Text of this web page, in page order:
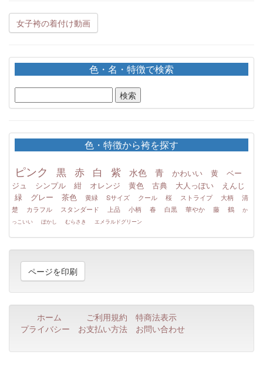
女子袴の着付け動画
色・名・特徴で検索
色・特徴から袴を探す
ピンク 黒 赤 白 紫 水色 青 かわいい 黄
ベー
ジュ
シンプル 紺 オレンジ 黄色 古典 大人っぽい
えんじ
緑
グレー 茶色 黄緑 Sサイズ クール 桜 ストライプ 大柄
清
楚
カラフル スタンダード 上品 小柄 春 白黒 華やか 藤 鶴
か
っこいい
ぼかし むらさき エメラルドグリーン
ページを印刷
ホーム ご利用規約
特商法表示
プライバシー
お支払い方法 お問い合わせ